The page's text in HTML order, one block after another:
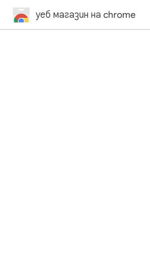
уеб магазин на chrome